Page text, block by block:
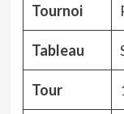
Tournoi
Tableau
Tour